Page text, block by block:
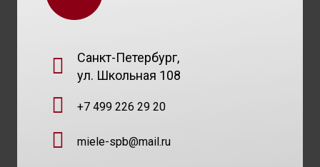
Санкт-Петербург,
ул. Школьная 108
+7 499 226 29 20
miele-spb@mail.ru